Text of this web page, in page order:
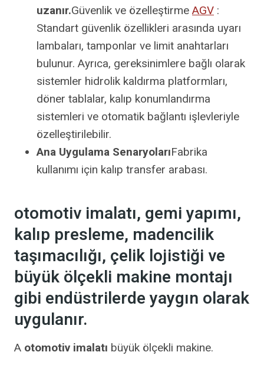
uzanır.Güvenlik ve özelleştirme AGV :
Standart güvenlik özellikleri arasında uyarı
lambaları, tamponlar ve limit anahtarları
bulunur. Ayrıca, gereksinimlere bağlı olarak
sistemler hidrolik kaldırma platformları,
döner tablalar, kalıp konumlandırma
sistemleri ve otomatik bağlantı işlevleriyle
özelleştirilebilir.
Ana Uygulama SenaryolarıFabrika
kullanımı için kalıp transfer arabası.
otomotiv imalatı, gemi yapımı,
kalıp presleme, madencilik
taşımacılığı, çelik lojistiği ve
büyük ölçekli makine montajı
gibi endüstrilerde yaygın olarak
uygulanır.
A otomotiv imalatı büyük ölçekli makine.